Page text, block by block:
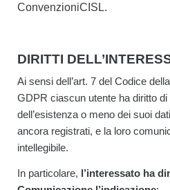
ConvenzioniCISL.
DIRITTI
Ai sensi dell’art. 7 del Codice
GDPR ciascun utente ha diritto
dell’esistenza o meno dei suoi
ancora registrati, e la loro
intellegibile.
In particolare,
l’interessato ha